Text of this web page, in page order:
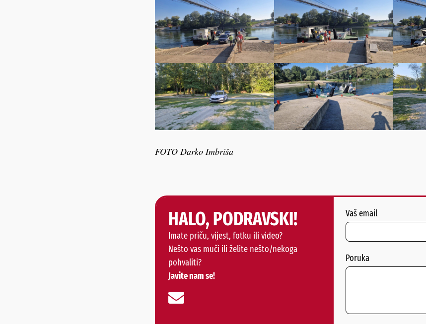
FOTO Darko Imbriša
HALO, PODRAVSKI!
Imate priču, vijest, fotku ili video?
Nešto vas muči ili želite nešto/nekoga
pohvaliti?
Javite nam se!
Vaš email
Poruka